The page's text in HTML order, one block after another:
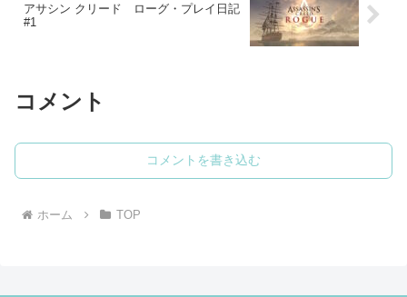
アサシン クリード ローグ・プレイ日記
#1
コメント
コメントを書き込む
ホーム TOP